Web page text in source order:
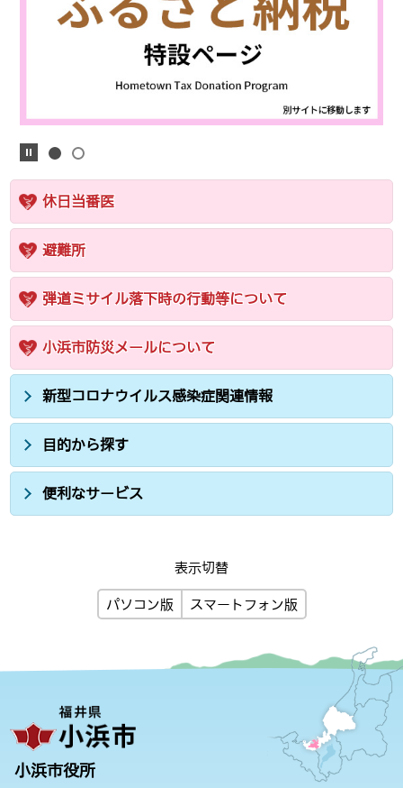
休日当番医
避難所
弾道ミサイル落下時の行動等について
小浜市防災メールについて
新型コロナウイルス感染症関連情報
目的から探す
便利なサービス
表示切替
パソコン版 スマートフォン版
小浜市役所